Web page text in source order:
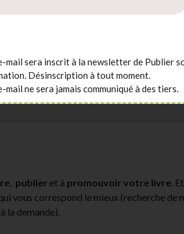
publier et à promouvoir votre livre .
vous correspond le mieux (recherche de
la demande).
mail sera inscrit à la newsletter de Publier
Désinscription à tout moment.
mail ne sera jamais communiqué à des tiers.